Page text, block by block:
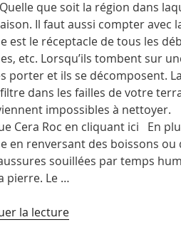
que soit la région dans
Il faut aussi compter avec
est le réceptacle de tous les
etc. Lorsqu’ils tombent sur
porter et ils se décomposent.
dans les failles de votre
impossibles à
Cera Roc en cliquant ici En
en renversant des boissons
souillées par temps
pierre. Le …
la lecturede